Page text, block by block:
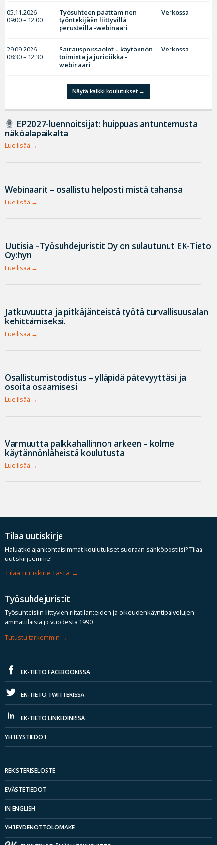
05.11.2026
09:00 – 12:00
Työsuhteen päättäminen
työntekijään liittyvillä
perusteilla -webinaari
Verkossa
29.09.2026
08:30 – 12:30
Sairauspoissaolot – käytännön
toiminta ja juridiikka -
webinaari
Verkossa
Näytä kaikki koulutukset
EP2027-luennoitsijat: huippuasiantuntemusta
näköalapaikalta
Lue lisää
Webinaarit – osallistu helposti mistä tahansa
Lue lisää
Uutisia –Työsuhdejuristit Oy on sulautunut EK-Tieto
Oy:hyn
Lue lisää
Jatkuvuutta ja pitkäjänteistä työtä turvallisuusalan
kehittämiseksi.
Lue lisää
Osallistumistodistus – ylläpidä pätevyyttäsi ja
osoita osaamisesi
Lue lisää
Varmuutta palkkahallinnon arkeen – kolme
käytännönläheistä koulutusta
Lue lisää
Tilaa uutiskirje
Haluatko ajankohtaisimmat koulutukset suoraan sähköpostiisi? Tilaa
uutiskirjeemme!
Tilaa uutiskirje tästä
Työsuhdejuristit
Työsuhteisiin liittyvien riitatilanteiden ja oikeudenkäyntipalvelujen
ammattilaisia jo vuodesta 1990.
Tutustu tarkemmin
EK-TIETO FACEBOOKISSA
EK-TIETO TWITTERISSÄ
EK-TIETO LINKEDINISSÄ
YHTEYSTIEDOT
REKISTERISELOSTE
EVÄSTETIEDOT
IN ENGLISH
YHTEYDENOTTOLOMAKE